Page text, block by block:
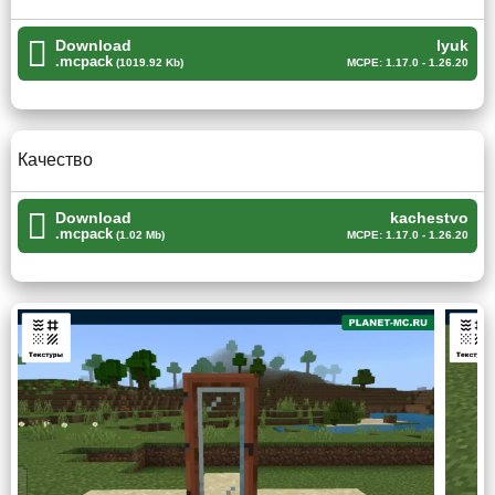
Тем не менее данная деталь весьма мала и вряд ли
помешает игрокам Minecraft PE, ведь подобное
упущение всегда можно доработать
факелов.
Качество исполнения находится на высоком
уровне.
Люк
Во время постройки башни, многие игроки Майнкрафт
ПЕ часто избегают люков, ведь за ними может
скрываться шпион, который ждёт момента, когда
стражник отвлечётся и его можно будет ликвидировать.
Подобная возможность у убийц появляется из-за
отсутствия у строителей текстуры двери, но благодаря
Download
.mcpack(1019.92 Kb)
lyuk
MCPE: 1.17.0 - 1.26.20
Качество
Download
.mcpack(1.02 Mb)
kachestvo
MCPE: 1.17.0 - 1.26.20